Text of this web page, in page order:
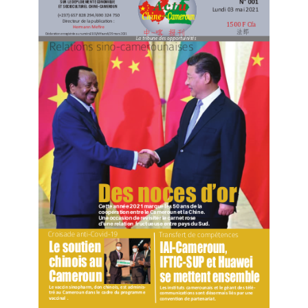
La moitié des 20 premiers groupes pharmaceutiques
mondiaux ont établi des centres d’innovation ouverts à
Zhangjiang, et plus de 40 % des 100 premiers groupes
pharmaceutiques chinois y sont implantés.
Shanghai compte 20 grandes installations scientifiques
et technologiques achevées, en construction ou
planifiées. Au premier semestre de cette année, un
article sur trois publié dans les revues internationales
de premier niveau provenait de Shanghai.
Le nombre total d’entreprises de haute technologie
dépasse 25 000, avec 320 nouvelles entreprises
technologiques créées en moyenne par jour. Trois
industries piliers – les circuits intégrés, les produits
biomédicaux et l’intelligence artificielle – attirent plus
de 800 000 talents.